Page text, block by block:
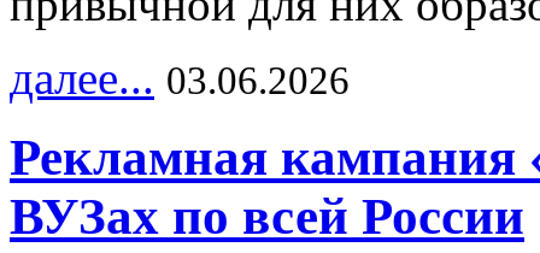
далее... 03.06.2026
Рекламная кампания
ВУЗах по всей России